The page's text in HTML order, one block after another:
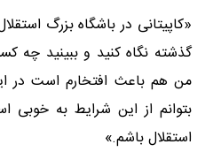
«کاپیتانی در باشگاه بزرگ
گذشته نگاه کنید و ببینید چه
من هم باعث افتخارم است در
بتوانم از این شرایط به خوبی
استقلال باشم.»